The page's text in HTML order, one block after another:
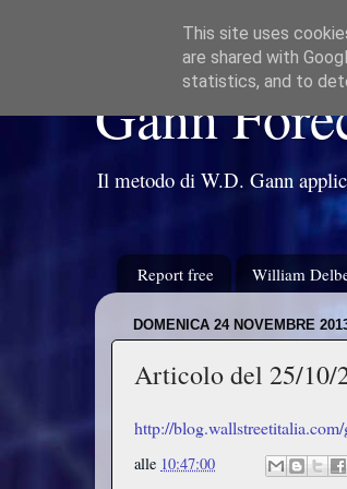
Gann
Il metodo di W.D. Gann
Report free William
DOMENICA 24 NOVEMBRE
Articolo del 25/10/
http://
alle 10:47:00
This site uses
are shared with
statistics, and to